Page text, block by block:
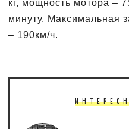
кг, мощность мотора –
минуту. Максимальная
– 190км/ч.